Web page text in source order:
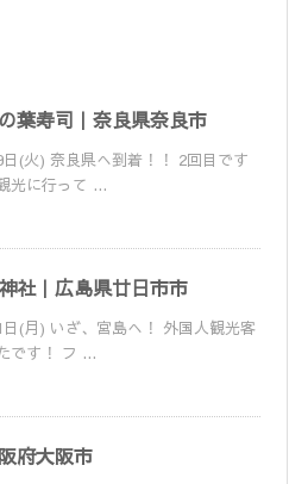
葉寿司｜奈良県奈良市
日(火) 奈良県へ到着！！ 2回目です
光に行って ...
社｜広島県廿日市市
日(月) いざ、宮島へ！ 外国人観光客
です！ フ ...
府大阪市